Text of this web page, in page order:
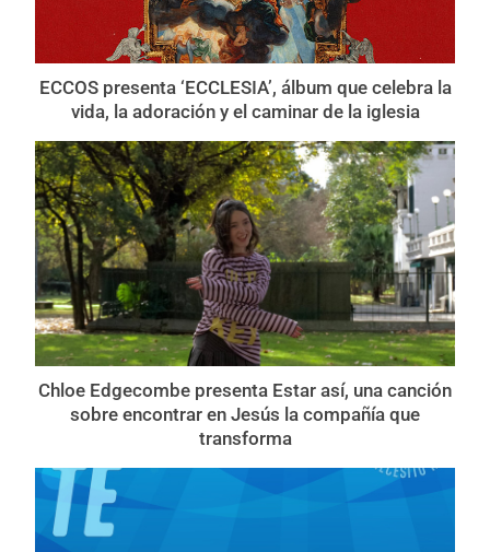
ECCOS presenta ‘ECCLESIA’, álbum que celebra la
vida, la adoración y el caminar de la iglesia
Chloe Edgecombe presenta Estar así, una canción
sobre encontrar en Jesús la compañía que
transforma